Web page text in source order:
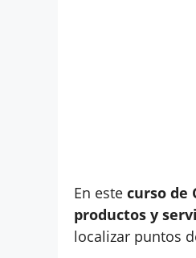
En este curso de
productos y
localizar puntos